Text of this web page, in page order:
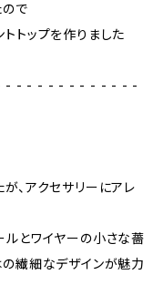
で
トップを作りました
- - - - - - - - - - - -
、アクセサリーにアレ
ルとワイヤーの小さな薔
の繊細なデザインが魅力